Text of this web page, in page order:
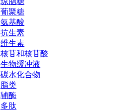
葡聚糖
氨基酸
抗生素
维生素
核苷和核苷酸
生物缓冲液
碳水化合物
脂类
辅酶
多肽